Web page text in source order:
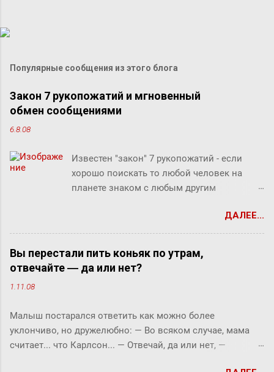
Популярные сообщения из этого блога
Закон 7 рукопожатий и мгновенный
обмен сообщениями
6.8.08
Известен "закон" 7 рукопожатий - если
хорошо поискать то любой человек на
планете знаком с любым другим
людьми. Этот как бы закон, разумеется, не
доказан, но есть предположение что он
Закон вполне отражает концепцию
"маленького мира", который продолжает
Microsofr Research решили проверить на
пользователях Microsoft Messenger (180
миллионов) и базе из их 30 миллиардов
ДАЛЕЕ...
Вы перестали пить коньяк по утрам,
отвечайте ― да или нет?
1.11.08
Малыш постарался ответить как можно более
уклончиво, но дружелюбно: ― Во всяком случае, мама
считает... что Карлсон... ― Отвечай, да или нет, ―